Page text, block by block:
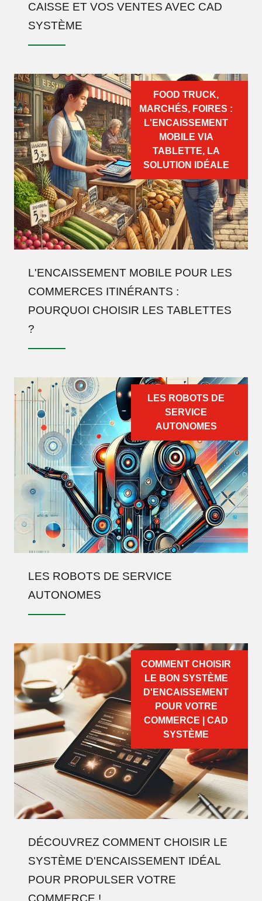
CAISSE ET VOS VENTES AVEC CAD
SYSTÈME
L'ENCAISSEMENT MOBILE POUR LES
COMMERCES ITINÉRANTS :
POURQUOI CHOISIR LES TABLETTES
?
FOOD TRUCK,
MARCHÉS, FOIRES :
L'ENCAISSEMENT
MOBILE VIA
TABLETTE, LA
SOLUTION IDÉALE
LES ROBOTS DE SERVICE
AUTONOMES
LES ROBOTS DE
SERVICE
AUTONOMES
DÉCOUVREZ COMMENT CHOISIR LE
SYSTÈME D'ENCAISSEMENT IDÉAL
POUR PROPULSER VOTRE
COMMENT CHOISIR
LE BON SYSTÈME
D'ENCAISSEMENT
POUR VOTRE
COMMERCE | CAD
SYSTÈME